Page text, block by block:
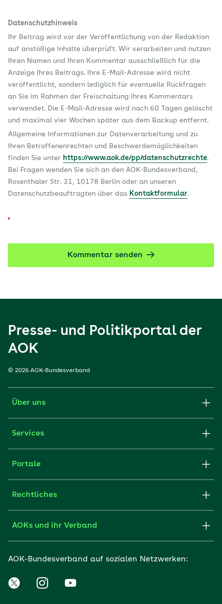
Datenschutzhinweis
Ihr Beitrag wird vor der Veröffentlichung von der Redaktion
auf anstößige Inhalte überprüft. Wir verarbeiten und nutzen
Ihren Namen und Ihren Kommentar ausschließlich für die
Anzeige Ihres Beitrags. Ihre E-Mail-Adresse wird nicht
veröffentlicht, sondern lediglich für eventuelle Rückfragen
an Sie im Rahmen der Freischaltung Ihres Kommentars
verwendet. Die E-Mail-Adresse wird nach 60 Tagen gelöscht
und maximal vier Wochen später aus dem Backup entfernt.
Allgemeine Informationen zur Datenverarbeitung und zu
Ihren Betroffenenrechten und Beschwerdemöglichkeiten
finden Sie unter https://www.aok.de/pp/datenschutzrechte.
Bei Fragen wenden Sie sich an den AOK-Bundesverband,
Rosenthaler Str. 31, 10178 Berlin oder an unseren
Datenschutzbeauftragten über das Kontaktformular.
Kommentar senden
Presse- und Politikportal der
AOK
© 2026 AOK-Bundesverband
Über uns
Services
Portale
Rechtliches
AOKs und ihr Verband
AOK-Bundesverband auf sozialen Netzwerken: